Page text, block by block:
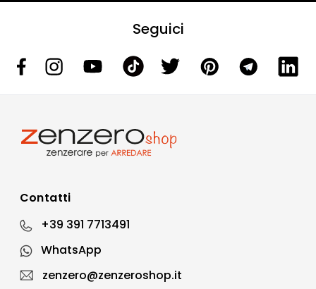
Seguici
Contatti
+39 391 7713491
WhatsApp
zenzero@zenzeroshop.it